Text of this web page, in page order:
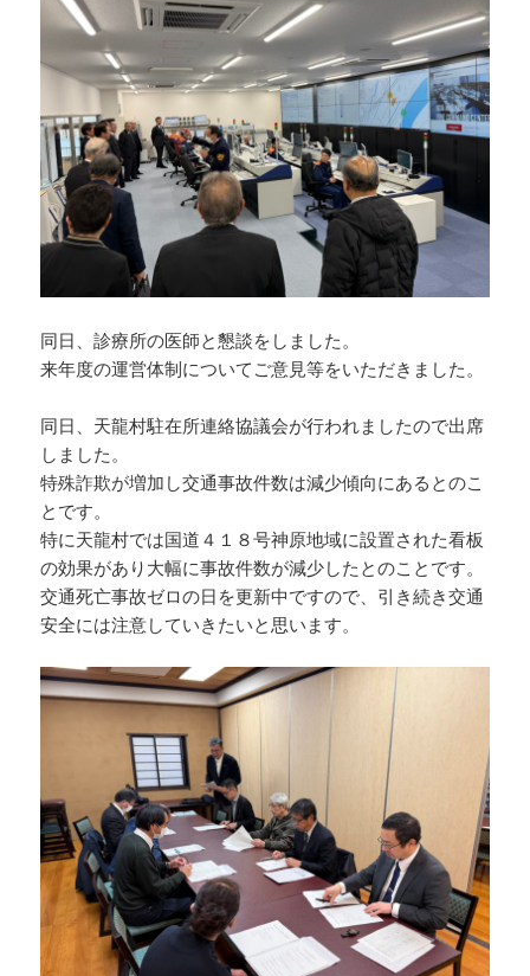
同日、診療所の医師と懇談をしました。
来年度の運営体制についてご意見等をいただきました。
同日、天龍村駐在所連絡協議会が行われましたので出席
しました。
特殊詐欺が増加し交通事故件数は減少傾向にあるとのこ
とです。
特に天龍村では国道４１８号神原地域に設置された看板
の効果があり大幅に事故件数が減少したとのことです。
交通死亡事故ゼロの日を更新中ですので、引き続き交通
安全には注意していきたいと思います。